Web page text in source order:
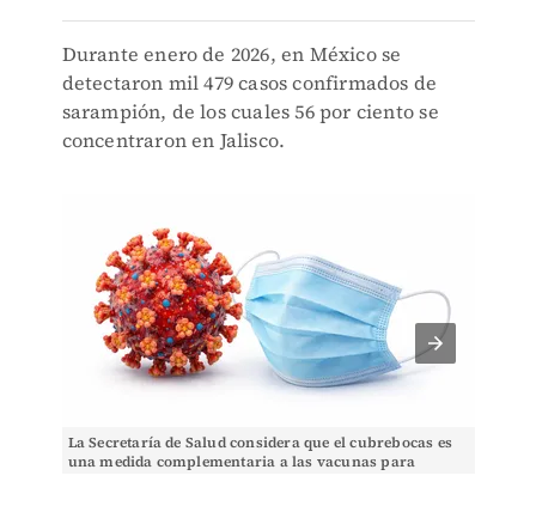
Durante enero de 2026, en México se
detectaron mil 479 casos confirmados de
sarampión, de los cuales 56 por ciento se
concentraron en Jalisco.
La Secretaría de Salud considera que el cubrebocas es
una medida complementaria a las vacunas para